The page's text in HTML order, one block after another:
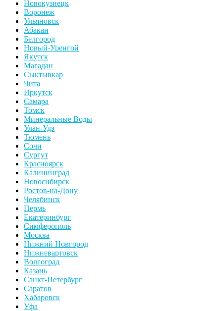
Новокузнецк
Воронеж
Ульяновск
Абакан
Белгород
Новый-Уренгой
Якутск
Магадан
Сыктывкар
Чита
Иркутск
Самара
Томск
Минеральные Воды
Улан-Удэ
Тюмень
Сочи
Сургут
Красноярск
Калининград
Новосибирск
Ростов-на-Дону
Челябинск
Пермь
Екатеринбург
Симферополь
Москва
Нижний Новгород
Нижневартовск
Волгоград
Казань
Санкт-Петербург
Саратов
Хабаровск
Уфа